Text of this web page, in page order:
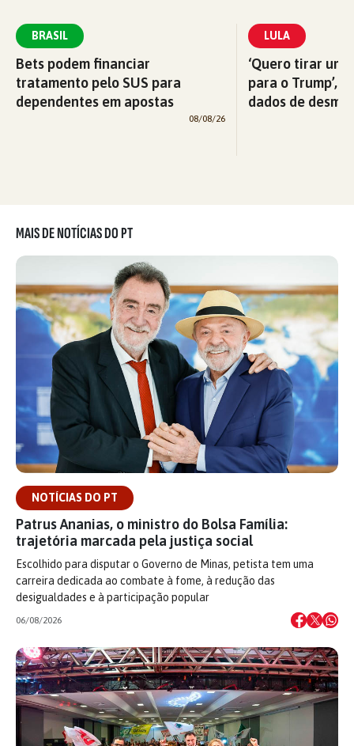
BRASIL
Bets podem financiar
tratamento pelo SUS para
dependentes em apostas
08/08/26
LULA
‘Quero tirar
para o Trump’,
dados de
MAIS DE NOTÍCIAS DO PT
NOTÍCIAS DO PT
Patrus Ananias, o ministro do Bolsa Família:
trajetória marcada pela justiça social
Escolhido para disputar o Governo de Minas, petista tem uma
carreira dedicada ao combate à fome, à redução das
desigualdades e à participação popular
06/08/2026